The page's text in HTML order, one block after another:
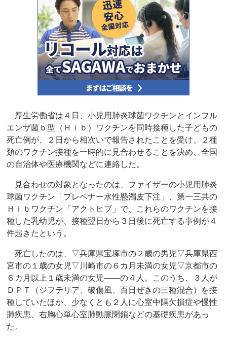
厚生労働省は４日、小児用肺炎球菌ワクチンとインフル
エンザ菌ｂ型（Ｈｉｂ）ワクチンを同時接種した子どもの
死亡例が、２日から相次いで報告されたことを受け、２種
類のワクチン接種を一時的に見合わせることを決め、全国
の自治体や医療機関などに連絡した。
見合わせの対象となったのは、ファイザーの小児用肺炎
球菌ワクチン「プレベナー水性懸濁皮下注」、第一三共の
Ｈｉｂワクチン「アクトヒブ」で、これらのワクチンを接
種した乳幼児が、接種翌日から３日後に死亡する事例が４
件起きたという。
死亡したのは、▽兵庫県宝塚市の２歳の男児▽兵庫県西
宮市の１歳の女児▽川崎市の６カ月未満の女児▽京都市の
６カ月以上１歳未満の女児――の４人。このうち、３人が
ＤＰＴ（ジフテリア、破傷風、百日ぜきの三種混合）を接
種していたほか、少なくとも２人に心室中隔欠損症や慢性
肺疾患、右胸心単心室肺動脈閉鎖などの基礎疾患があっ
た。